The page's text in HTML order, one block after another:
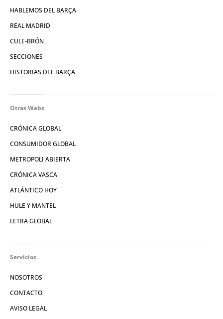
HABLEMOS DEL BARÇA
REAL MADRID
CULE-BRÓN
SECCIONES
HISTORIAS DEL BARÇA
Otras Webs
CRÓNICA GLOBAL
CONSUMIDOR GLOBAL
METROPOLI ABIERTA
CRÓNICA VASCA
ATLÁNTICO HOY
HULE Y MANTEL
LETRA GLOBAL
Servicios
NOSOTROS
CONTACTO
AVISO LEGAL